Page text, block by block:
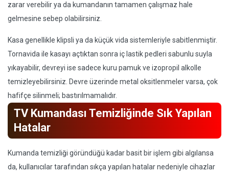
zarar verebilir ya da kumandanın tamamen çalışmaz hale
gelmesine sebep olabilirsiniz.
Kasa genellikle klipsli ya da küçük vida sistemleriyle sabitlenmiştir.
Tornavida ile kasayı açtıktan sonra iç lastik pedleri sabunlu suyla
yıkayabilir, devreyi ise sadece kuru pamuk ve izopropil alkolle
temizleyebilirsiniz. Devre üzerinde metal oksitlenmeler varsa, çok
hafifçe silinmeli; bastırılmamalıdır.
TV Kumandası Temizliğinde Sık Yapılan
Hatalar
Kumanda temizliği göründüğü kadar basit bir işlem gibi algılansa
da, kullanıcılar tarafından sıkça yapılan hatalar nedeniyle cihazlar